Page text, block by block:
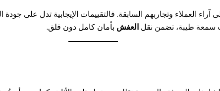
آراء العملاء وتجاربهم السابقة. فالتقييمات الإيجابية تدل على
سمعة طيبة، تضمن نقل العفش بأمان كامل دون قلق.